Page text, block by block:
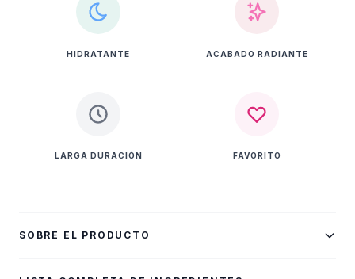
HIDRATANTE ACABADO RADIANTE
LARGA DURACIÓN FAVORITO
SOBRE EL PRODUCTO